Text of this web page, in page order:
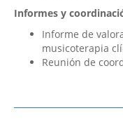
Informes y
Informe de
musicoterapia
Reunión de